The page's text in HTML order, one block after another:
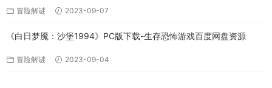
冒险解谜 2023-09-07
《白日梦魇：沙堡1994》PC版下载-生存恐怖游戏百度网盘资源
冒险解谜 2023-09-04